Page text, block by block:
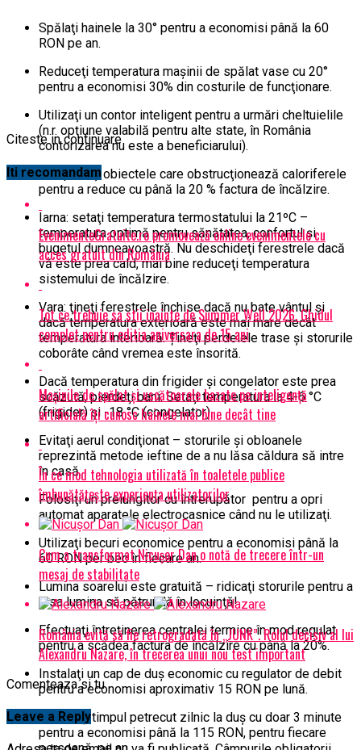
Spălaţi hainele la 30° pentru a economisi până la 60
RON pe an.
Reduceţi temperatura maşinii de spălat vase cu 20°
pentru a economisi 30% din costurile de funcţionare.
Utilizaţi un contor inteligent pentru a urmări cheltuielile
(n.r. opţiune valabilă pentru alte state, în România
contorizarea nu este a beneficiarului).
Îndepărtaţi obiectele care obstrucţionează caloriferele
pentru a reduce cu până la 20 % factura de încălzire.
Iarna: setaţi temperatura termostatului la 21ºC –
temperatura optimă pentru sănătatea, confortul şi
bugetul dumneavoastră. Nu deschideţi ferestrele dacă
vă este prea cald, mai bine reduceţi temperatura
sistemului de încălzire.
Vara: ţineţi ferestrele închise dacă nu bate vântul şi
dacă temperatura exterioară este mai mare decât
temperatura interioară. Țineţi perdelele trase şi storurile
coborâte când vremea este însorită.
Dacă temperatura din frigider şi congelator este prea
scăzută, pierdeţi bani. Setaţi temperatura la 4-6 °C
(frigider) şi -18 °C (congelator).
Evitaţi aerul condiţionat – storurile şi obloanele
reprezintă metode ieftine de a nu lăsa căldura să intre
în casă.
Folosiţi un prelungitor cu întrerupător pentru a opri
automat aparatele electrocasnice când nu le utilizaţi.
Utilizaţi becuri economice pentru a economisi până la
60 RON per bec în fiecare an.
Lumina soarelui este gratuită – ridicaţi storurile pentru a
lăsa lumina să pătrundă în locuinţă!
Efectuaţi întreţinerea centralei termice în mod regulat
pentru a scădea factura de încălzire cu până la 20%.
Instalaţi un cap de duş economic cu regulator de debit
pentru a economisi aproximativ 15 RON pe lună.
Reduceţi timpul petrecut zilnic la duş cu doar 3 minute
pentru a economisi până la 115 RON, pentru fiecare
Citeste in continuare
Iti recomandam
EvenimenteGratuite.ro promovează online evenimentele cu
acces gratuit din România
Tot ce trebuie sa stii inainte de Summer Well 2026. Ghidul
complet pentru editia aniversara de 15 ani
Mașinile de spălat și uscătoarele bazate pe inteligență
artificială îți cunosc hainele mai bine decât tine
În ce mod tehnologia utilizată în toaletele publice
îmbunătățește experiența utilizatorilor
Cum a transformat Nicușor Dan o notă de trecere într-un
mesaj de stabilitate
România evită să fie retrogradată în „JUNK”. Rolul decisiv al lui
Alexandru Nazare, în trecerea unui nou test important
Comenteaza si tu
Leave a Reply